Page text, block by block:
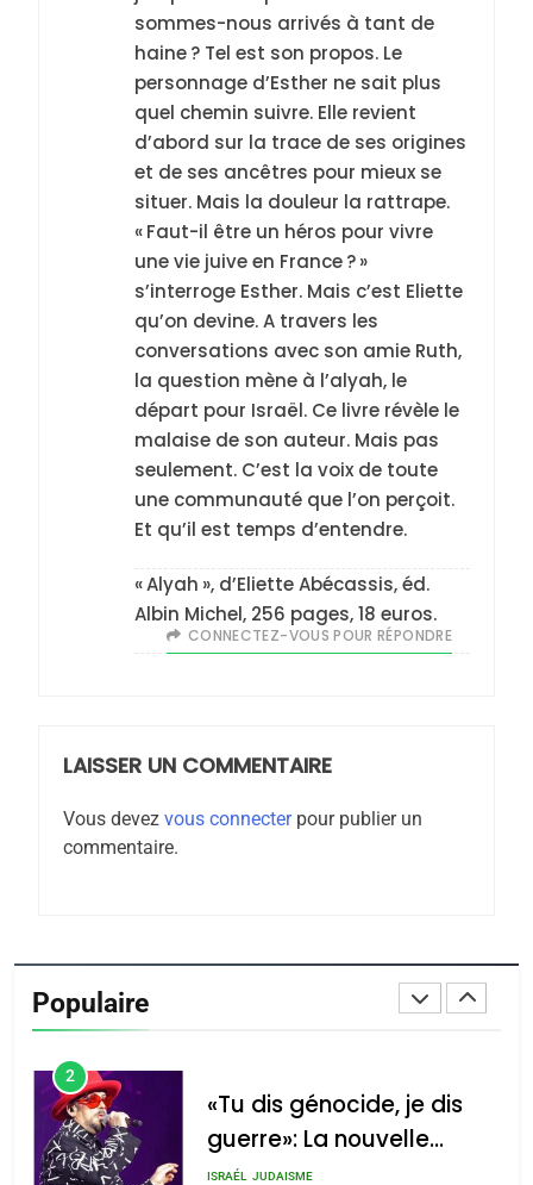
sommes-nous arrivés à tant de
haine ? Tel est son propos. Le
personnage d’Esther ne sait plus
quel chemin suivre. Elle revient
d’abord sur la trace de ses origines
et de ses ancêtres pour mieux se
situer. Mais la douleur la rattrape.
« Faut-il être un héros pour vivre
une vie juive en France ? »
s’interroge Esther. Mais c’est Eliette
qu’on devine. A travers les
conversations avec son amie Ruth,
la question mène à l’alyah, le
départ pour Israël. Ce livre révèle le
malaise de son auteur. Mais pas
seulement. C’est la voix de toute
une communauté que l’on perçoit.
Et qu’il est temps d’entendre.
« Alyah », d’Eliette Abécassis, éd.
Albin Michel, 256 pages, 18 euros.
CONNECTEZ-VOUS POUR RÉPONDRE
LAISSER UN COMMENTAIRE
Vous devez vous connecterpour publier un
commentaire.
Populaire
2025, l’année la plus
meurtrière selon le
rapport d’ADL contre
l’antisémitisme
FRANCE ISRAÉL
FIÈRE, DIGNE ET RÉSILIENTE :
POURQUOI JE REVENDIQUE
MA JUDAÏTE par Thérèse
Zrihen-Dvir
ISRAÉL JUDAISME
CE QUI NOUS MANQUE –
Jacques Hadida
Maroc : Les amandes de
1
De Loya Stauber
guerre»: La nouvelle
chanson de Boy George
3
Tout sur la Nostalgie
SOUVENIRS